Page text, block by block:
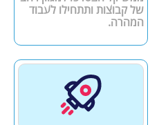
של קבוצות ותתחילו לעבוד
המהרה.